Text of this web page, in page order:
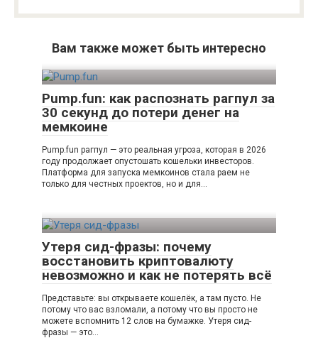
Вам также может быть интересно
Pump.fun: как распознать рагпул за
30 секунд до потери денег на
мемкоине
Pump.fun рагпул — это реальная угроза, которая в 2026
году продолжает опустошать кошельки инвесторов.
Платформа для запуска мемкоинов стала раем не
только для честных проектов, но и для…
Утеря сид-фразы: почему
восстановить криптовалюту
невозможно и как не потерять всё
Представьте: вы открываете кошелёк, а там пусто. Не
потому что вас взломали, а потому что вы просто не
можете вспомнить 12 слов на бумажке. Утеря сид-
фразы — это…